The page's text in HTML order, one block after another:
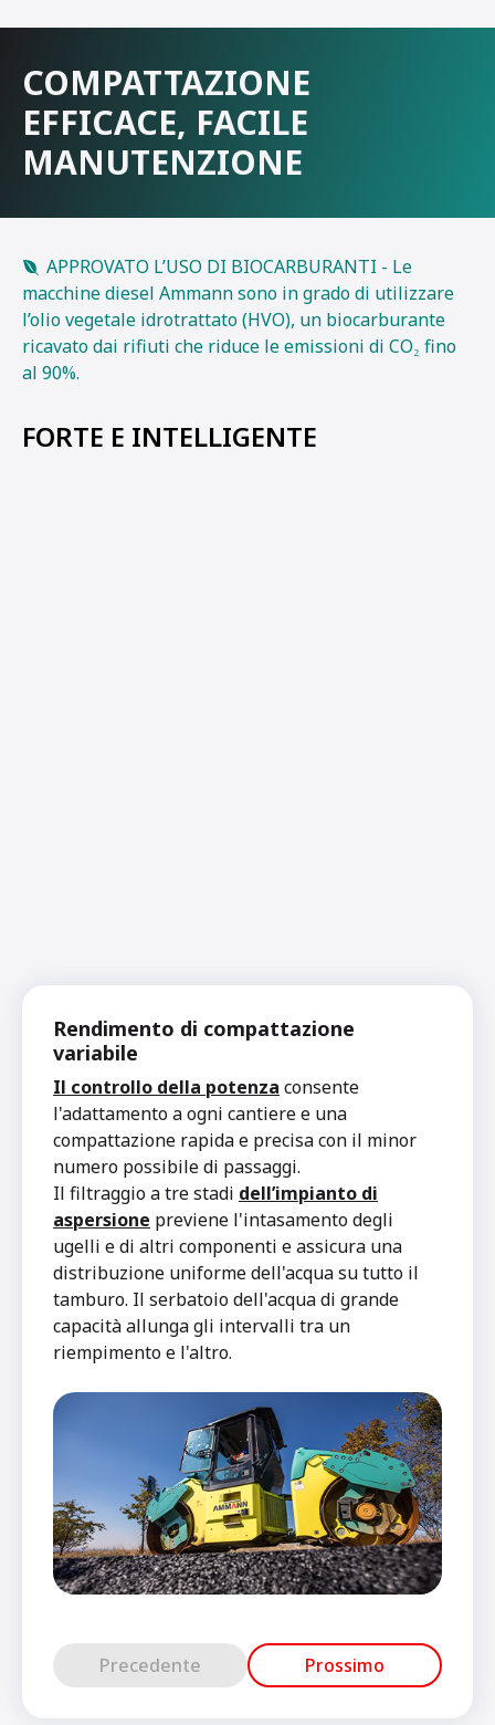
COMPATTAZIONE
EFFICACE, FACILE
MANUTENZIONE
APPROVATO L’USO DI BIOCARBURANTI - Le
macchine diesel Ammann sono in grado di utilizzare
l’olio vegetale idrotrattato (HVO), un biocarburante
ricavato dai rifiuti che riduce le emissioni di CO₂ fino
al 90%.
FORTE E INTELLIGENTE
Rendimento di compattazione
variabile
Il controllo della potenza consente
l'adattamento a ogni cantiere e una
compattazione rapida e precisa con il minor
numero possibile di passaggi.
Il filtraggio a tre stadi dell’impianto di
aspersione previene l'intasamento degli
ugelli e di altri componenti e assicura una
distribuzione uniforme dell'acqua su tutto il
tamburo. Il serbatoio dell'acqua di grande
capacità allunga gli intervalli tra un
riempimento e l'altro.
Precedente Prossimo